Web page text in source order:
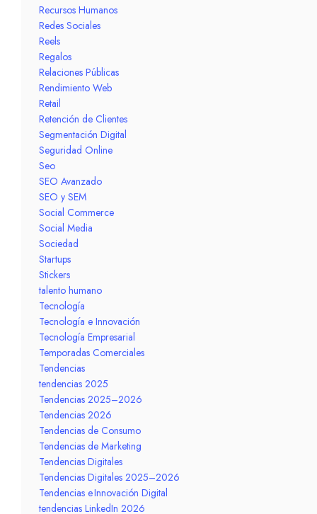
Recursos Humanos
Redes Sociales
Reels
Regalos
Relaciones Públicas
Rendimiento Web
Retail
Retención de Clientes
Segmentación Digital
Seguridad Online
Seo
SEO Avanzado
SEO y SEM
Social Commerce
Social Media
Sociedad
Startups
Stickers
talento humano
Tecnología
Tecnología e Innovación
Tecnología Empresarial
Temporadas Comerciales
Tendencias
tendencias 2025
Tendencias 2025–2026
Tendencias 2026
Tendencias de Consumo
Tendencias de Marketing
Tendencias Digitales
Tendencias Digitales 2025–2026
Tendencias e Innovación Digital
tendencias LinkedIn 2026